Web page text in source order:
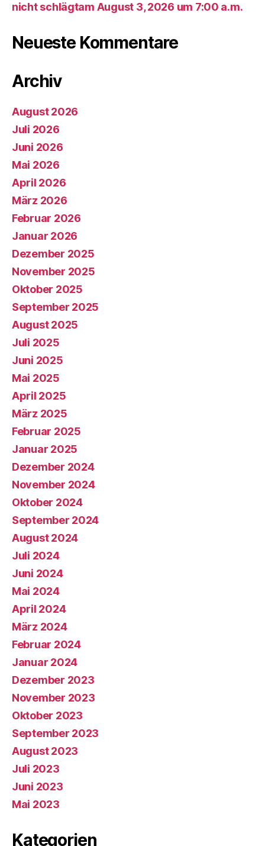
nicht schlägtam August 3, 2026 um 7:00 a.m.
Neueste Kommentare
Archiv
August 2026
Juli 2026
Juni 2026
Mai 2026
April 2026
März 2026
Februar 2026
Januar 2026
Dezember 2025
November 2025
Oktober 2025
September 2025
August 2025
Juli 2025
Juni 2025
Mai 2025
April 2025
März 2025
Februar 2025
Januar 2025
Dezember 2024
November 2024
Oktober 2024
September 2024
August 2024
Juli 2024
Juni 2024
Mai 2024
April 2024
März 2024
Februar 2024
Januar 2024
Dezember 2023
November 2023
Oktober 2023
September 2023
August 2023
Juli 2023
Juni 2023
Mai 2023
Kategorien